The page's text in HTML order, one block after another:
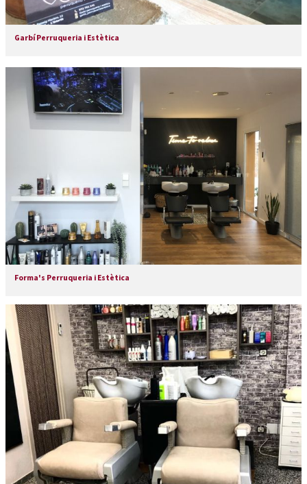
Garbí Perruqueria i Estètica
Forma's Perruqueria i Estètica